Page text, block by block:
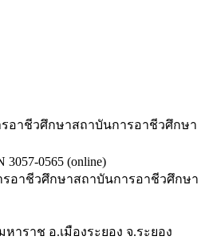
อาชีวศึกษาสถาบันการอาชีวศึกษา
3057-0565 (online)
อาชีวศึกษาสถาบันการอาชีวศึกษา
าราช อ.เมืองระยอง จ.ระยอง